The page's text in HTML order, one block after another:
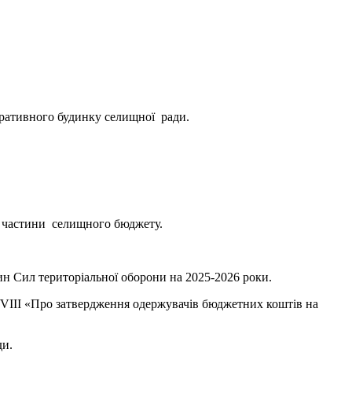
будинку селищної ради.
частини селищного бюджету.
Сил територіальної оборони на 2025-2026 роки.
VIII «Про затвердження одержувачів бюджетних коштів на